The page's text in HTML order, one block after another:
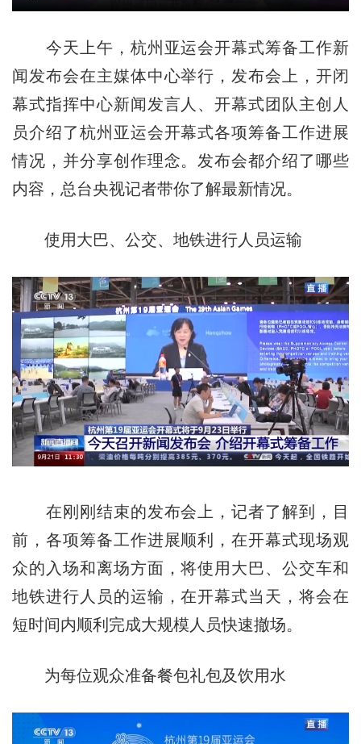
今天上午，杭州亚运会开幕式筹备工作新
闻发布会在主媒体中心举行，发布会上，开闭
幕式指挥中心新闻发言人、开幕式团队主创人
员介绍了杭州亚运会开幕式各项筹备工作进展
情况，并分享创作理念。发布会都介绍了哪些
内容，总台央视记者带你了解最新情况。
使用大巴、公交、地铁进行人员运输
在刚刚结束的发布会上，记者了解到，目
前，各项筹备工作进展顺利，在开幕式现场观
众的入场和离场方面，将使用大巴、公交车和
地铁进行人员的运输，在开幕式当天，将会在
短时间内顺利完成大规模人员快速撤场。
为每位观众准备餐包礼包及饮用水